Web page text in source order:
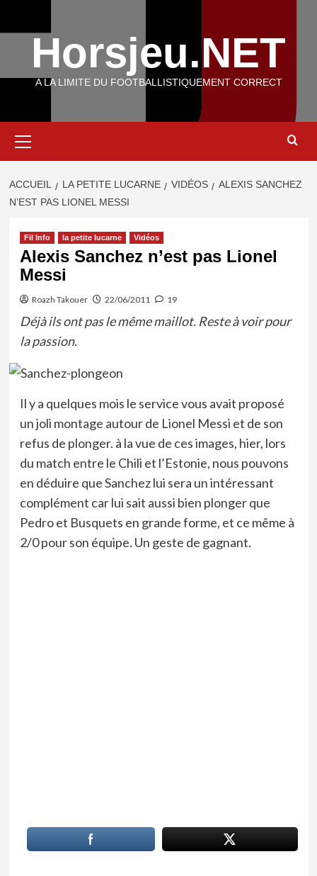
Horsjeu.NET
A LA LIMITE DU FOOTBALLISTIQUEMENT CORRECT
principal
ACCUEIL LA PETITE LUCARNE VIDÉOS
ALEXIS SANCHEZ
N’EST PAS LIONEL MESSI
Fil Info la petite lucarne Vidéos
Alexis Sanchez n’est pas Lionel
Messi
Roazh Takouer 22/06/2011 19
Déjà ils ont pas le même maillot. Reste à voir pour
la passion.
Il y a quelques mois le service vous avait proposé
un joli montage autour de Lionel Messi et de son
refus de plonger. à la vue de ces images, hier, lors
du match entre le Chili et l’Estonie, nous pouvons
en déduire que Sanchez lui sera un intéressant
complément car lui sait aussi bien plonger que
Pedro et Busquets en grande forme, et ce même à
2/0 pour son équipe. Un geste de gagnant.